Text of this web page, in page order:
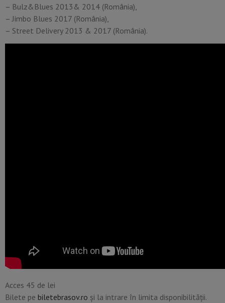
– Bulz&Blues 2013& 2014 (România),
– Jimbo Blues 2017 (România),
– Street Delivery 2013 & 2017 (România).
Acces 45 de lei
Bilete pe biletebrasov.ro și la intrare în limita disponibilității.